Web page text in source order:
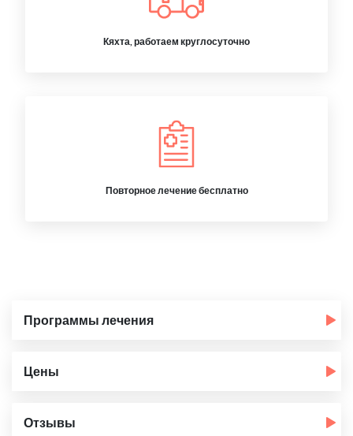
Кяхта, работаем круглосуточно
Повторное лечение бесплатно
Программы лечения
Цены
Отзывы